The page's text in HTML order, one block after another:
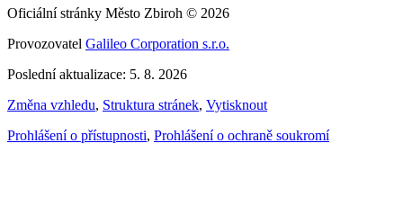
Oficiální stránky Město Zbiroh © 2026
Provozovatel Galileo Corporation s.r.o.
Poslední aktualizace: 5. 8. 2026
Změna vzhledu, Struktura stránek, Vytisknout
Prohlášení o přístupnosti, Prohlášení o ochraně soukromí